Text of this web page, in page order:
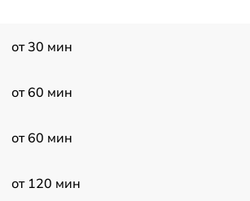
от 30 мин
от 60 мин
от 60 мин
от 120 мин